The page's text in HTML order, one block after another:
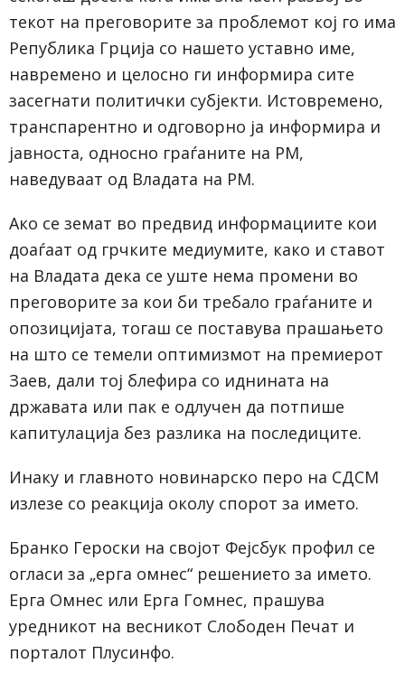
текот на преговорите за проблемот кој го има
Република Грција со нашето уставно име,
навремено и целосно ги информира сите
засегнати политички субјекти. Истовремено,
транспарентно и одговорно ја информира и
јавноста, односно граѓаните на РМ,
наведуваат од Владата на РМ.
Ако се земат во предвид информациите кои
доаѓаат од грчките медиумите, како и ставот
на Владата дека се уште нема промени во
преговорите за кои би требало граѓаните и
опозицијата, тогаш се поставува прашањето
на што се темели оптимизмот на премиерот
Заев, дали тој блефира со иднината на
државата или пак е одлучен да потпише
капитулација без разлика на последиците.
Инаку и главното новинарско перо на СДСМ
излезе со реакција околу спорот за името.
Бранко Героски на својот Фејсбук профил се
огласи за „ерга омнес“ решението за името.
Ерга Омнес или Ерга Гомнес, прашува
уредникот на весникот Слободен Печат и
порталот Плусинфо.